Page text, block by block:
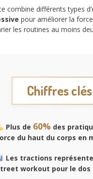
combine différents types
pour améliorer la force
les routines au moins
Chiffres
Plus de 60% des
du haut du corps en
Les tractions
workout pour le dos